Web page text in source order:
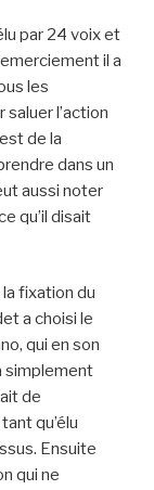
par 24 voix et
il a
les
l’action
de la
dans un
aussi noter
qu’il disait
fixation du
a choisi le
qui en son
simplement
de
qu’élu
Ensuite
qui ne